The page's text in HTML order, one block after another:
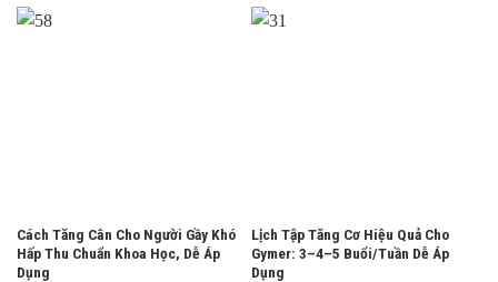
Cách Tăng Cân Cho Người Gầy Khó
Hấp Thu Chuẩn Khoa Học, Dễ Áp
Dụng
Lịch Tập Tăng Cơ Hiệu Quả Cho
Gymer: 3–4–5 Buổi/Tuần Dễ Áp
Dụng